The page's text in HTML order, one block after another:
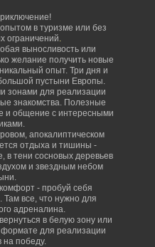
в туризме или без
ограничений.
выносливость или
желание получить новые
опыт. Три дня и
пустыни Европы.
зонами для реализации
знакомства. Полезные
и общение с интересными
апокалиптическом
отдыха и тишины -
в тени сосновых деревьев
и звездным небом
- пробуй себя
все, что нужно для
адреналина.
в белую зону или
формате для реализации
на победу.